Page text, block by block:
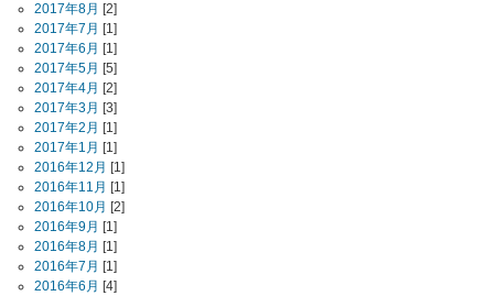
2017年8月 [2]
2017年7月 [1]
2017年6月 [1]
2017年5月 [5]
2017年4月 [2]
2017年3月 [3]
2017年2月 [1]
2017年1月 [1]
2016年12月 [1]
2016年11月 [1]
2016年10月 [2]
2016年9月 [1]
2016年8月 [1]
2016年7月 [1]
2016年6月 [4]